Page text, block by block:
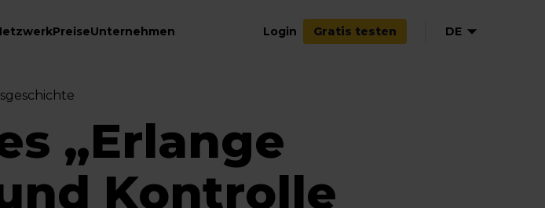
PreiseUnternehmen Login Gratis testen DE
„Erlange
Kontrolle